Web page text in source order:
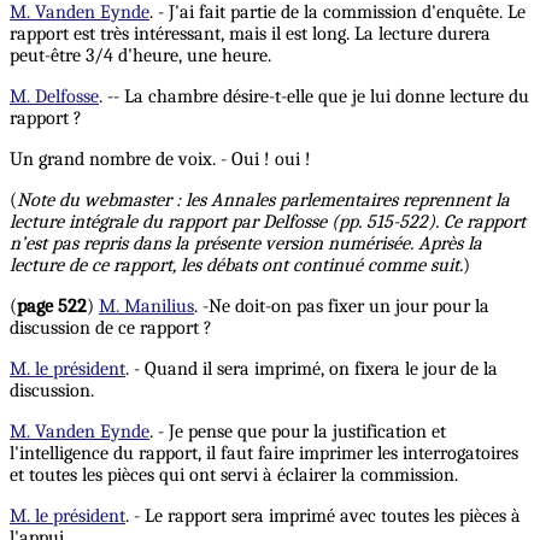
M. Vanden Eynde. - J'ai fait partie de la commission d'enquête. Le
rapport est très intéressant, mais il est long. La lecture durera
peut-être 3/4 d'heure, une heure.
M. Delfosse. -- La chambre désire-t-elle que je lui donne lecture du
rapport ?
Un grand nombre de voix. - Oui ! oui !
(Note du webmaster : les Annales parlementaires reprennent la
lecture intégrale du rapport par Delfosse (pp. 515-522). Ce rapport
n’est pas repris dans la présente version numérisée. Après la
lecture de ce rapport, les débats ont continué comme suit.)
(page 522) M. Manilius. -Ne doit-on pas fixer un jour pour la
discussion de ce rapport ?
M. le président. - Quand il sera imprimé, on fixera le jour de la
discussion.
M. Vanden Eynde. - Je pense que pour la justification et
l'intelligence du rapport, il faut faire imprimer les interrogatoires
et toutes les pièces qui ont servi à éclairer la commission.
M. le président. - Le rapport sera imprimé avec toutes les pièces à